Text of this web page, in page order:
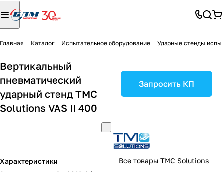
Главная Каталог Испытательное оборудование Ударные стенды
Вертикальный
пневматический
ударный стенд TMC
Solutions VAS II 400
Характеристики
Запросить КП
Все товары TMC Solutions